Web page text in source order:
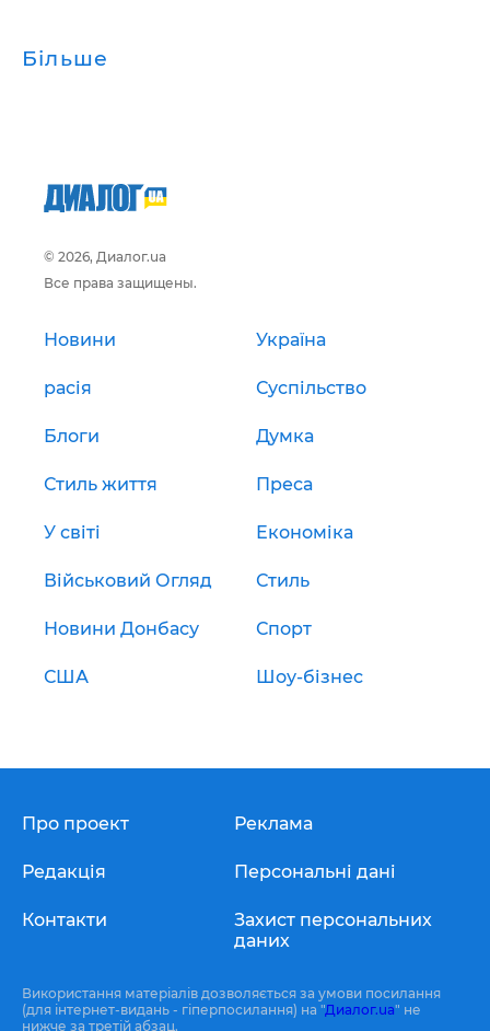
Більше
© 2026, Диалог.ua
Все права защищены.
Новини Україна
расія Суспільство
Блоги Думка
Стиль життя Преса
У світі Економіка
Військовий Огляд Стиль
Новини Донбасу Спорт
США Шоу-бізнес
Про проект
Редакція
Контакти
Реклама
Персональні дані
Захист персональних
даних
Використання матеріалів дозволяється за умови посилання
(для інтернет-видань - гіперпосилання) на "Диалог.ua" не
нижче за третій абзац.